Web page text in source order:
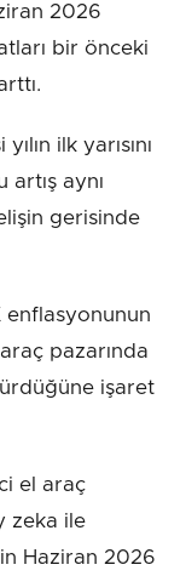
2026
bir önceki
ilk yarısını
aynı
gerisinde
enflasyonunun
pazarında
işaret
el araç
zeka ile
Haziran 2026